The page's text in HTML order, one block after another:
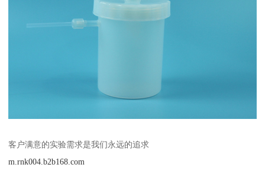
客户满意的实验需求是我们永远的追求
m.rnk004.b2b168.com